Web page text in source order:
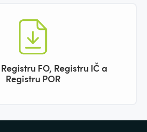
FO, Registru IČ a
Registru POR